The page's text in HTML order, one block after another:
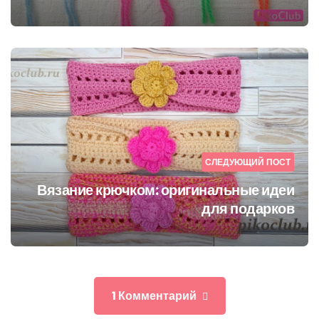
СЛЕДУЮЩИЙ ПОСТ
Вязание крючком: оригинальные идеи
для подарков
1 Комментарий